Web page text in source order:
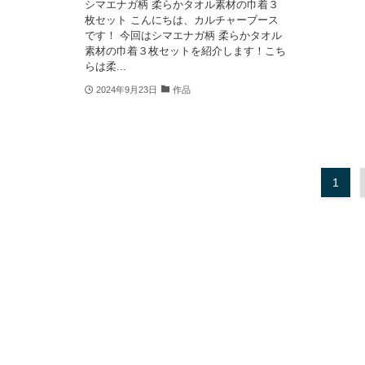
シマエナガ柄 柔らかタオル素材の巾着３
枚セット こんにちは、カルチャーブース
です！ 今回はシマエナガ柄 柔らかタオル
素材の巾着３枚セットを紹介します！こち
らは柔...
2024年9月23日 作品
1